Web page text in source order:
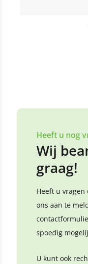
Heeft u nog
Wij
graag!
Heeft u
ons aan te
spoedig
U kunt ook